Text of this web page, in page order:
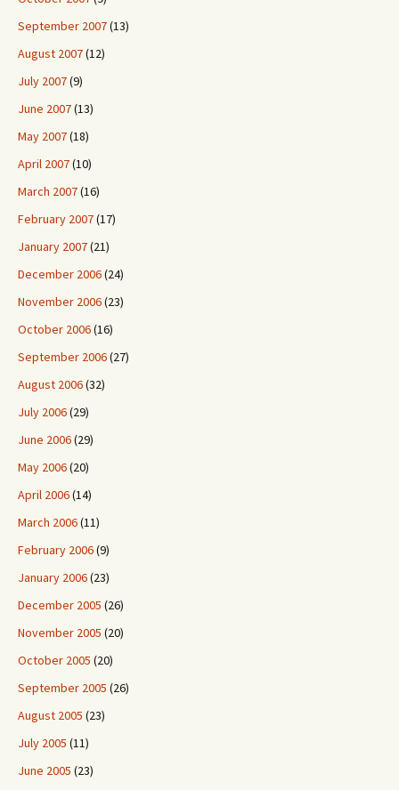
September 2007(13)
August 2007(12)
July 2007(9)
June 2007(13)
May 2007(18)
April 2007(10)
March 2007(16)
February 2007(17)
January 2007(21)
December 2006(24)
November 2006(23)
October 2006(16)
September 2006(27)
August 2006(32)
July 2006(29)
June 2006(29)
May 2006(20)
April 2006(14)
March 2006(11)
February 2006(9)
January 2006(23)
December 2005 (26)
November 2005 (20)
October 2005 (20)
September 2005 (26)
August 2005 (23)
July 2005 (11)
June 2005 (23)